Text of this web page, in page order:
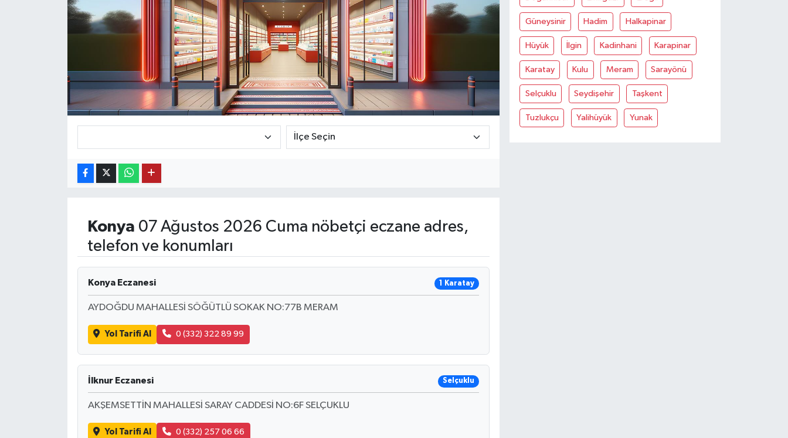
Konya 07 Ağustos 2026 Cuma nöbetçi eczane adres,
telefon ve konumları
Konya Eczanesi 1 Karatay
AYDOĞDU MAHALLESİ SÖĞÜTLÜ SOKAK NO:77B MERAM
Yol Tarifi Al 0 (332) 322 89 99
İlknur Eczanesi Selçuklu
AKŞEMSETTİN MAHALLESİ SARAY CADDESİ NO:6F SELÇUKLU
Yol Tarifi Al 0 (332) 257 06 66
Güneysinir Hadim Halkapinar
Hüyük İlgin Kadinhani Karapinar
Karatay Kulu Meram Sarayönü
Selçuklu Seydişehir Taşkent
Tuzlukçu Yalihüyük Yunak
KEMERBURGAZ
MAGAZİN
ÖZEL HABER